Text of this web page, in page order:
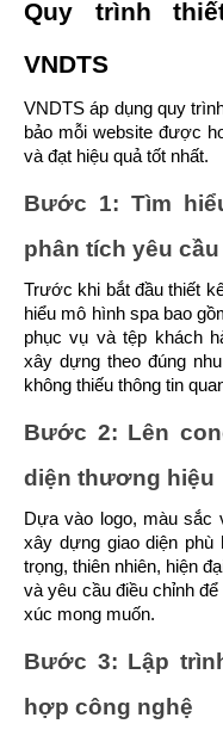
Quy trình
VNDTS
VNDTS áp dụng quy
bảo mỗi website được
và đạt hiệu quả tốt nhất.
Bước 1: Tìm
phân tích yêu cầu
Trước khi bắt đầu thiết
hiểu mô hình spa bao
phục vụ và tệp khách
xây dựng theo đúng
không thiếu thông tin
Bước 2: Lên
diện thương hiệu
Dựa vào logo, màu sắc
xây dựng giao diện
trọng, thiên nhiên, hiện
và yêu cầu điều chỉnh
xúc mong muốn.
Bước 3: Lập
hợp công nghệ